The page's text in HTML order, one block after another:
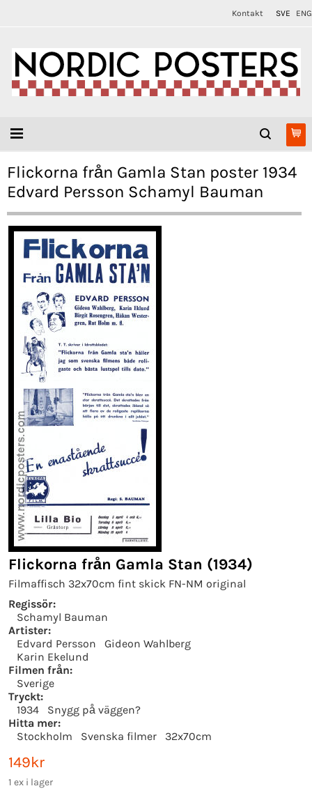
Kontakt SVE ENG
Flickorna från Gamla Stan poster 1934
Edvard Persson Schamyl Bauman
Flickorna från Gamla Stan (1934)
Filmaffisch 32x70cm fint skick FN-NM original
Regissör:
Schamyl Bauman
Artister:
Edvard Persson
Gideon Wahlberg
Karin Ekelund
Filmen från:
Sverige
Tryckt:
1934
Snygg på väggen?
Hitta mer:
Stockholm
Svenska filmer 32x70cm
149kr
1 ex i lager